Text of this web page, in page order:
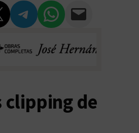
Compartir en Telegram Compartir en WhatsApp Compartir vía Email
clipping de